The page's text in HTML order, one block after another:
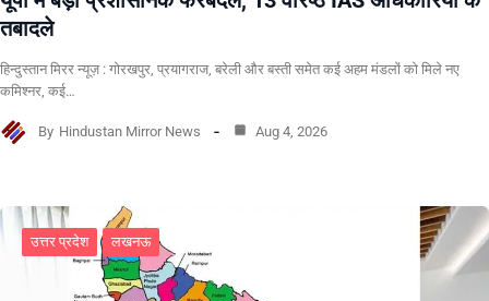
तबादले
हिन्दुस्तान मिरर न्यूज़ : गोरखपुर, प्रयागराज, बरेली और बस्ती समेत कई अहम मंडलों को मिले नए
कमिश्नर, कई…
By Hindustan Mirror News Aug 4, 2026
उत्तर प्रदेश लखनऊ